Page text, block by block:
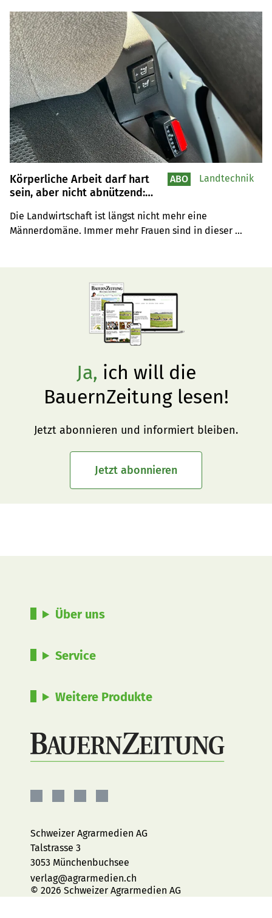
Rüegsau BE, war ein weiterer Höhepunkt.
Körperliche Arbeit darf hart
sein, aber nicht abnützend:
lange Tage auf dem Traktor
komfortabler
Die Landwirtschaft ist längst nicht mehr eine
Männerdomäne. Immer mehr Frauen sind in dieser
ABO Landtechnik
Ja, ich will die
BauernZeitung lesen!
Jetzt abonnieren und informiert bleiben.
Jetzt abonnieren
Über uns
Service
Weitere Produkte
Facebook
Instagram
YouTubeLinkedIn
Schweizer Agrarmedien AG
Talstrasse 3
3053 Münchenbuchsee
verlag@agrarmedien.ch
© 2026 Schweizer Agrarmedien AG